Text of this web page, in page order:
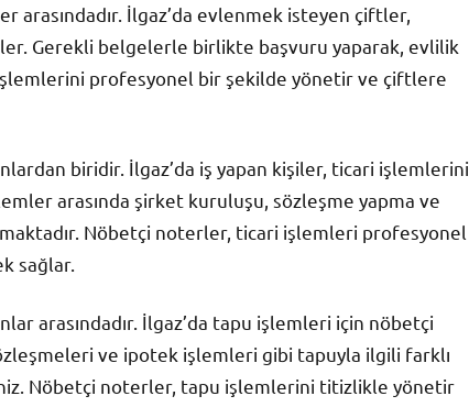
İlgaz’da evlenmek isteyen çiftler,
Gerekli belgelerle birlikte başvuru yaparak, evlilik
profesyonel bir şekilde yönetir ve çiftlere
biridir. İlgaz’da iş yapan kişiler, ticari işlemlerini
arasında şirket kuruluşu, sözleşme yapma ve
Nöbetçi noterler, ticari işlemleri profesyonel
sağlar.
arasındadır. İlgaz’da tapu işlemleri için nöbetçi
ve ipotek işlemleri gibi tapuyla ilgili farklı
Nöbetçi noterler, tapu işlemlerini titizlikle yönetir